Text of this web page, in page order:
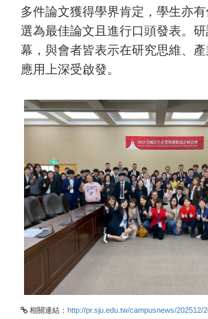
多件論文獲得學界肯定，學生亦
選為最佳論文且進行口頭發表。
幕，與會者皆表示在研究思維、
應用上深受啟發。
相關連結： http://pr.sju.edu.tw/campusnews/202512/